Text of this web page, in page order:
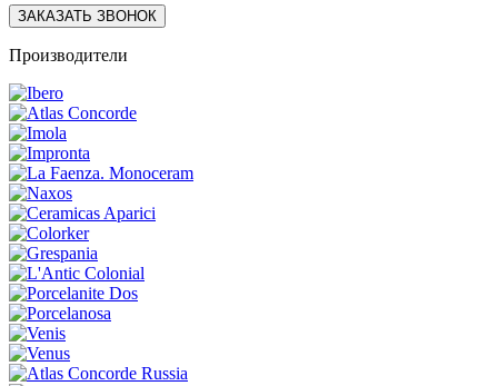
ЗАКАЗАТЬ ЗВОНОК
Производители